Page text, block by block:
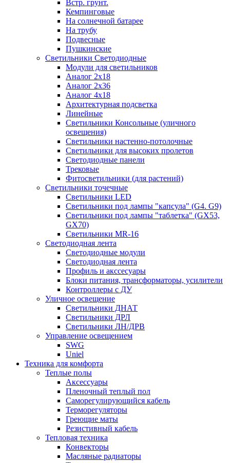
Встр. грунт.
Кемпинговые
На солнечной батарее
На трубу
Подвесные
Пушкинские
Светильники Светодиодные
Модули для светильников
Аналог 2х18
Аналог 2х36
Аналог 4х18
Архитектурная подсветка
Линейные
Светильники Консольные (уличного
освещения)
Светильники настенно-потолочные
Светильники для высоких пролетов
Светодиодные панели
Трековые
Фитосветильники (для растений)
Светильники точечные
Светильники LED
Светильники под лампы "капсула" (G4. G9)
Светильники под лампы "таблетка" (GX53,
GX70)
Светильники MR-16
Светодиодная лента
Светодиодные модули
Светодиодная лента
Профиль и акссесуары
Блоки питания, трансформаторы, усилители
Контроллеры с ДУ
Уличное освещение
Светильники ДНАТ
Светильники ДРЛ
Светильники ЛН/ДРВ
Управление освещением
SWG
Uniel
Техника для комфорта
Теплые полы
Аксессуары
Пленочный теплый пол
Саморегулирующийся кабель
Терморегуляторы
Греющие маты
Резистивный кабель
Тепловая техника
Конвекторы
Масляные радиаторы